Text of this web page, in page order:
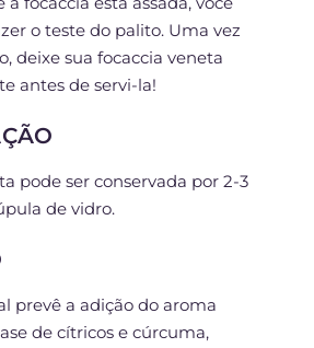
o teste do palito. Uma vez
deixe sua focaccia veneta
antes de servi-la!
pode ser conservada por 2-3
de vidro.
prevê a adição do aroma
de cítricos e cúrcuma,